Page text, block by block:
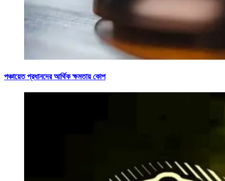
পঞ্চায়েত প্রধানদের আর্থিক ক্ষমতায় কোপ